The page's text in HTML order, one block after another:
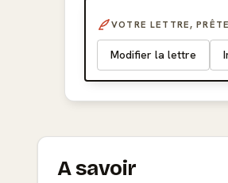
VOTRE LETTRE,
Modifier la lettre
A savoir